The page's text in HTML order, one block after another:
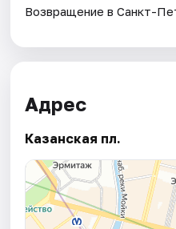
Возвращение в Санкт-
Адрес
Казанская пл.